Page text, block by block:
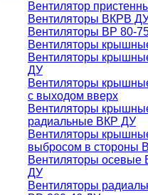
Вентилятор
Вентиляторы ВКРВ
Вентиляторы ВР 80-
Вентиляторы
Вентиляторы
ДУ
Вентиляторы
с выходом вверх
Вентиляторы
радиальные ВКР ДУ
Вентиляторы
выбросом в стороны
Вентиляторы осевые
ДУ
Вентиляторы